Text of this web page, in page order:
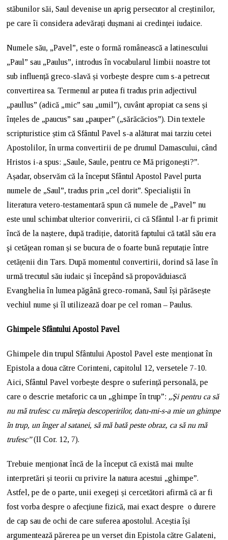
stăbunilor săi, Saul devenise un aprig persecutor al creștinilor,
pe care îi considera adevărați dușmani ai credinței iudaice.
Numele său, „Pavel”, este o formă românească a latinescului
„Paul” sau „Paulus”, introdus în vocabularul limbii noastre tot
sub influență greco-slavă și vorbește despre cum s-a petrecut
convertirea sa. Termenul ar putea fi tradus prin adjectivul
„paullus” (adică „mic” sau „umil”), cuvânt apropiat ca sens și
înțeles de „paucus” sau „pauper” („sărăcăcios”). Din textele
scripturistice știm că Sfântul Pavel s-a alăturat mai tarziu cetei
Apostolilor, în urma convertirii de pe drumul Damascului, când
Hristos i-a spus: „Saule, Saule, pentru ce Mă prigonești?”.
Așadar, observăm că la început Sfântul Apostol Pavel purta
numele de „Saul”, tradus prin „cel dorit”. Specialiștii în
literatura vetero-testamentară spun că numele de „Pavel” nu
este unul schimbat ulterior converirii, ci că Sfântul l-ar fi primit
încă de la naștere, după tradiție, datorită faptului că tatăl său era
şi cetăţean roman și se bucura de o foarte bună reputație între
cetățenii din Tars. După momentul convertirii, dorind să lase în
urmă trecutul său iudaic și începând să propovăduiască
Evanghelia în lumea păgână greco-romană, Saul își părăsește
vechiul nume și îl utilizează doar pe cel roman – Paulus.
Ghimpele Sfântului Apostol Pavel
Ghimpele din trupul Sfântului Apostol Pavel este menționat în
Epistola a doua către Corinteni, capitolul 12, versetele 7-10.
Aici, Sfântul Pavel vorbește despre o suferință personală, pe
care o descrie metaforic ca un „ghimpe în trup”: „Şi pentru ca să
nu mă trufesc cu măreţia descoperirilor, datu-mi-s-a mie un ghimpe
în trup, un înger al satanei, să mă bată peste obraz, ca să nu mă
trufesc”(II Cor. 12, 7).
Trebuie menționat încă de la început că există mai multe
interpretări și teorii cu privire la natura acestui „ghimpe”.
Astfel, pe de o parte, unii exegeți și cercetători afirmă că ar fi
fost vorba despre o afecțiune fizică, mai exact despre o durere
de cap sau de ochi de care suferea apostolul. Aceștia își
argumentează părerea pe un verset din Epistola către Galateni,